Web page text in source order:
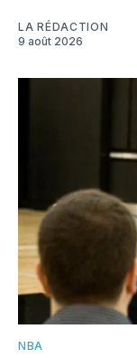
LA RÉDACTION
9 août 2026
NBA